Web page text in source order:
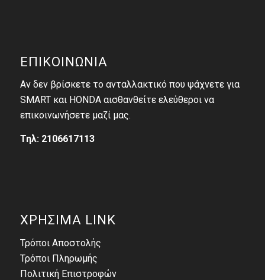
ΕΠΙΚΟΙΝΩΝΙΑ
Αν δεν βρίσκετε το ανταλλακτικό που ψάχνετε για
SMART και HONDA αισθανθείτε ελεύθεροι να
επικοινωνήσετε μαζί μας.
Τηλ: 2106617113
ΧΡΗΣΙΜΑ LINK
Τρόποι Αποστολής
Τρόποι Πληρωμής
Πολιτική Επιστροφών